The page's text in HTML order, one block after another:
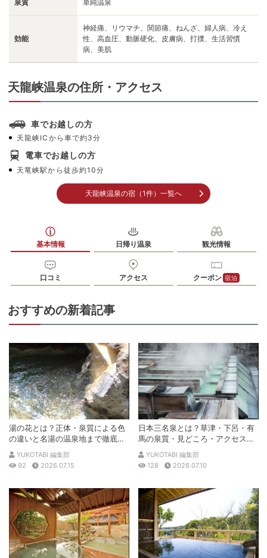
泉質 単純温泉
効能
神経痛、リウマチ、関節痛、ねんざ、婦人病、冷え
性、高血圧、動脈硬化、皮膚病、打撲、生活習慣
病、美肌
天龍峡温泉の住所・アクセス
車でお越しの方
天龍峡ICから車で約3分
電車でお越しの方
天竜峡駅から徒歩約10分
天龍峡温泉の宿（1件）一覧へ
基本情報 日帰り温泉 観光情報
口コミ アクセス クーポン 宿泊
おすすめの新着記事
湯の花とは？正体・泉質による色
の違いと名湯の温泉地まで徹底解
説
YUKOTABI 編集部
92
2026.07.15
日本三名泉とは？草津・下呂・有
馬の泉質・見どころ・アクセスを
徹底解説
YUKOTABI 編集部
128
2026.07.10